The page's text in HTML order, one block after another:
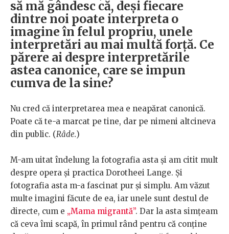
să mă gândesc că, deși fiecare
dintre noi poate interpreta o
imagine în felul propriu, unele
interpretări au mai multă forță. Ce
părere ai despre interpretările
astea canonice, care se impun
cumva de la sine?
Nu cred că interpretarea mea e neapărat canonică.
Poate că te-a marcat pe tine, dar pe nimeni altcineva
din public. (Râde.)
M-am uitat îndelung la fotografia asta și am citit mult
despre opera și practica Dorotheei Lange. Și
fotografia asta m-a fascinat pur și simplu. Am văzut
multe imagini făcute de ea, iar unele sunt destul de
directe, cum e „Mama migrantă”. Dar la asta simțeam
că ceva îmi scapă, în primul rând pentru că conține